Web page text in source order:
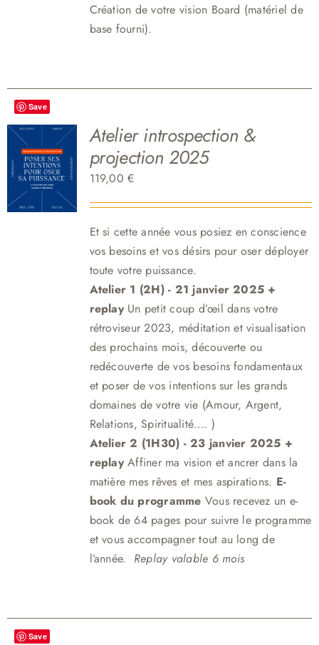
Création de votre vision Board (matériel de
base fourni).
Save
Atelier introspection &
projection 2025
119,00€
Et si cette année vous posiez en conscience
vos besoins et vos désirs pour oser déployer
toute votre puissance.
Atelier 1 (2H) - 21 janvier 2025 +
replayUn petit coup d’œil dans votre
rétroviseur 2023, méditation et visualisation
des prochains mois, découverte ou
redécouverte de vos besoins fondamentaux
et poser de vos intentions sur les grands
domaines de votre vie (Amour, Argent,
Relations, Spiritualité…. )
Atelier 2 (1H30) - 23 janvier 2025 +
replay Affiner ma vision et ancrer dans la
matière mes rêves et mes aspirations. E-
book du programme Vous recevez un e-
book de 64 pages pour suivre le programme
et vous accompagner tout au long de
l’année. Replay valable 6 mois
Save